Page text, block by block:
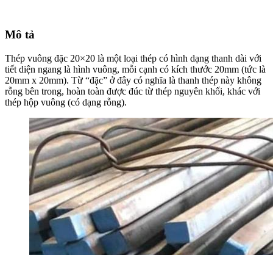
Mô tả
Thép vuông đặc 20×20 là một loại thép có hình dạng thanh dài với
tiết diện ngang là hình vuông, mỗi cạnh có kích thước 20mm (tức là
20mm x 20mm). Từ “đặc” ở đây có nghĩa là thanh thép này không
rỗng bên trong, hoàn toàn được đúc từ thép nguyên khối, khác với
thép hộp vuông (có dạng rỗng).